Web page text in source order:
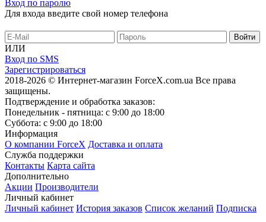
Вход по паролю
Для входа введите свой номер телефона
ИЛИ
Вход по SMS
Зарегистрироваться
2018-2026 © Интернет-магазин ForceX.com.ua Все права
защищены.
Подтверждение и обработка заказов:
Понедельник - пятница: с 9:00 до 18:00
Суббота: с 9:00 до 18:00
Информация
О компании ForceX Доставка и оплата
Служба поддержки
Контакты Карта сайта
Дополнительно
Акции Производители
Личный кабинет
Личный кабинет История заказов Список желаний Подписка